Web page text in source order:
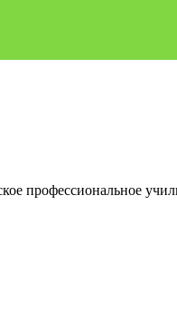
профессиональное